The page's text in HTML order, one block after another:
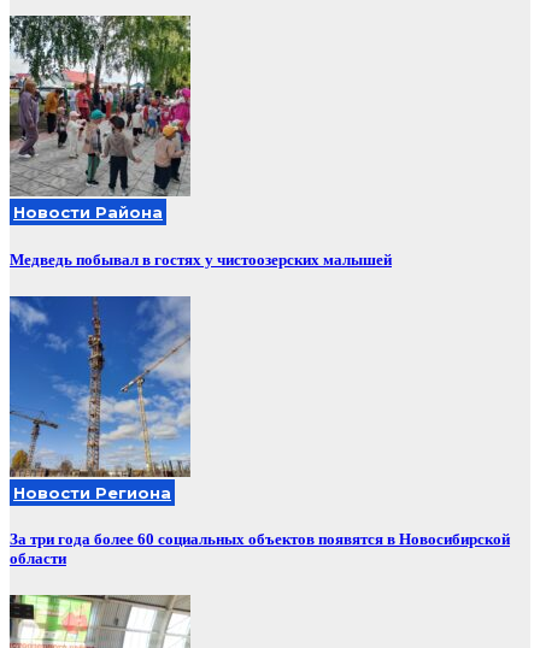
Новости Района
Медведь побывал в гостях у чистоозерских малышей
Новости Региона
За три года более 60 социальных объектов появятся в Новосибирской
области